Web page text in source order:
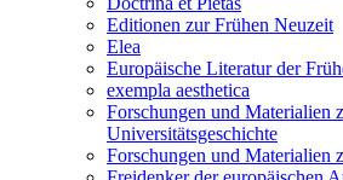
Editionen zur Frühen Neuzeit
Elea
Europäische Literatur der
exempla aesthetica
Forschungen und Materialien
Universitätsgeschichte
Forschungen und Materialien